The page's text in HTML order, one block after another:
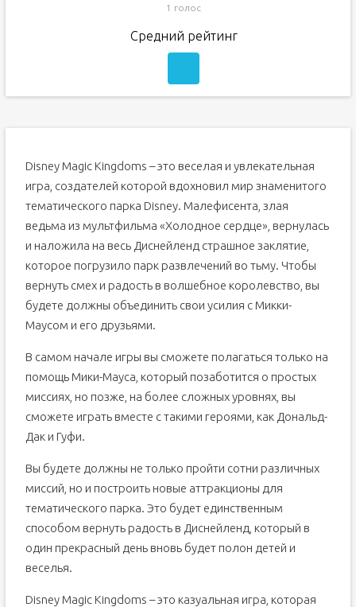
1 голос
Средний рейтинг
Disney Magic Kingdoms – это веселая и увлекательная
игра, создателей которой вдохновил мир знаменитого
тематического парка Disney. Малефисента, злая
ведьма из мультфильма «Холодное сердце», вернулась
и наложила на весь Диснейленд страшное заклятие,
которое погрузило парк развлечений во тьму. Чтобы
вернуть смех и радость в волшебное королевство, вы
будете должны объединить свои усилия с Микки-
Маусом и его друзьями.
В самом начале игры вы сможете полагаться только на
помощь Мики-Мауса, который позаботится о простых
миссиях, но позже, на более сложных уровнях, вы
сможете играть вместе с такими героями, как Дональд-
Дак и Гуфи.
Вы будете должны не только пройти сотни различных
миссий, но и построить новые аттракционы для
тематического парка. Это будет единственным
способом вернуть радость в Диснейленд, который в
один прекрасный день вновь будет полон детей и
веселья.
Disney Magic Kingdoms – это казуальная игра, которая